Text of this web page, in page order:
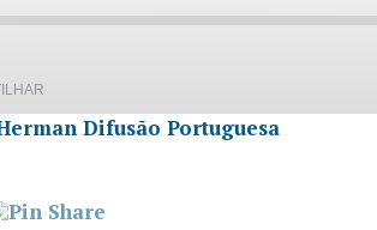
Difusão Portuguesa